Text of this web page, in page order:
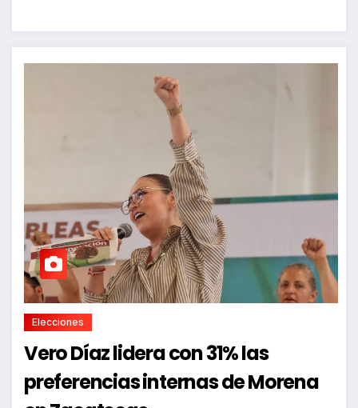
Elecciones
Vero Díaz lidera con 31% las
preferencias internas de Morena